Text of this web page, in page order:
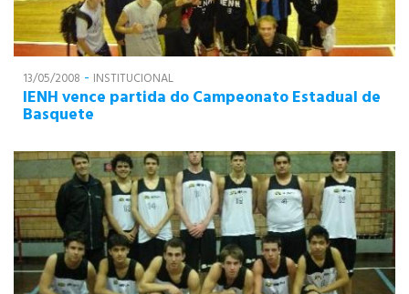
13/05/2008 - INSTITUCIONAL
IENH vence partida do Campeonato Estadual de
Basquete